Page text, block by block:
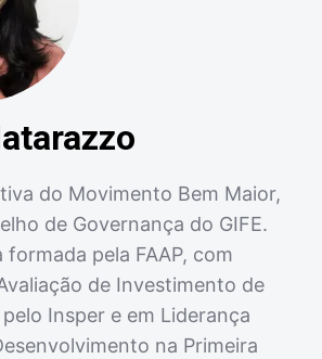
do Movimento Bem Maior,
de Governança do GIFE.
pela FAAP, com
de Investimento de
Insper e em Liderança
na Primeira